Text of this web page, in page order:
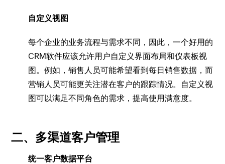
自定义视图
每个企业的业务流程与需求不同，因此，一个好用的
CRM软件应该允许用户自定义界面布局和仪表板视
图。例如，销售人员可能希望看到每日销售数据，而
营销人员可能更关注潜在客户的跟踪情况。自定义视
图可以满足不同角色的需求，提高使用满意度。
二、多渠道客户管理
统一客户数据平台